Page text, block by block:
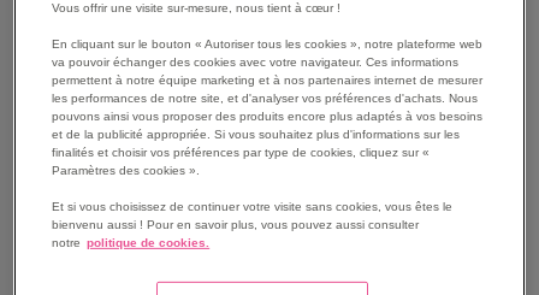
corindon rose spherique -
Ø16 mm
3,89 €
4,67 € TTC
AJOUTER
AUX
VOIR
machine à fileter 162140
889,00 €
1 066,80 € TTC
AJOUTER VOIR
Vous offrir une visite sur-mesure, nous tient à cœur !
En cliquant sur le bouton « Autoriser tous les cookies », notre plateforme web
va pouvoir échanger des cookies avec votre navigateur. Ces informations
permettent à notre équipe marketing et à nos partenaires internet de mesurer
les performances de notre site, et d'analyser vos préférences d'achats. Nous
pouvons ainsi vous proposer des produits encore plus adaptés à vos besoins
et de la publicité appropriée. Si vous souhaitez plus d'informations sur les
finalités et choisir vos préférences par type de cookies, cliquez sur «
Paramètres des cookies ».
Et si vous choisissez de continuer votre visite sans cookies, vous êtes le
bienvenu aussi ! Pour en savoir plus, vous pouvez aussi consulter
notre politique de cookies.